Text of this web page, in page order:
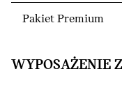
Pakiet Premium
WYPOSAŻENIE